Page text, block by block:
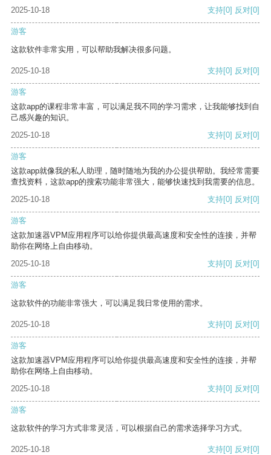
2025-10-18
支持[0] 反对[0]
游客
这款软件非常实用，可以帮助我解决很多问题。
2025-10-18 支持[0] 反对[0]
游客
这款app的课程非常丰富，可以满足我不同的学习需求，让我能够找到自
己感兴趣的知识。
2025-10-18
支持[0] 反对[0]
游客
这款app就像我的私人助理，随时随地为我的办公提供帮助。我经常需要
查找资料，这款app的搜索功能非常强大，能够快速找到我需要的信息。
2025-10-18
支持[0] 反对[0]
游客
这款加速器VPM应用程序可以给你提供最高速度和安全性的连接，并帮
助你在网络上自由移动。
2025-10-18
支持[0] 反对[0]
游客
这款软件的功能非常强大，可以满足我日常使用的需求。
2025-10-18 支持[0] 反对[0]
游客
这款加速器VPM应用程序可以给你提供最高速度和安全性的连接，并帮
助你在网络上自由移动。
2025-10-18
支持[0] 反对[0]
游客
这款软件的学习方式非常灵活，可以根据自己的需求选择学习方式。
2025-10-18 支持[0] 反对[0]